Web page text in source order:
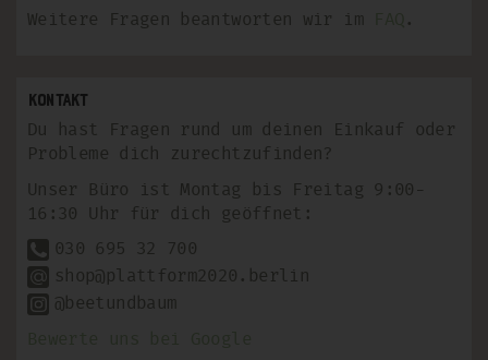
Weitere Fragen beantworten wir im
.
Kontakt
Du hast Fragen rund um deinen Einkauf oder
Probleme dich zurechtzufinden?
Unser Büro ist Montag bis Freitag 9:00-
16:30 Uhr für dich geöffnet:
030 695 32 700
shop@plattform2020.berlin
@beetundbaum